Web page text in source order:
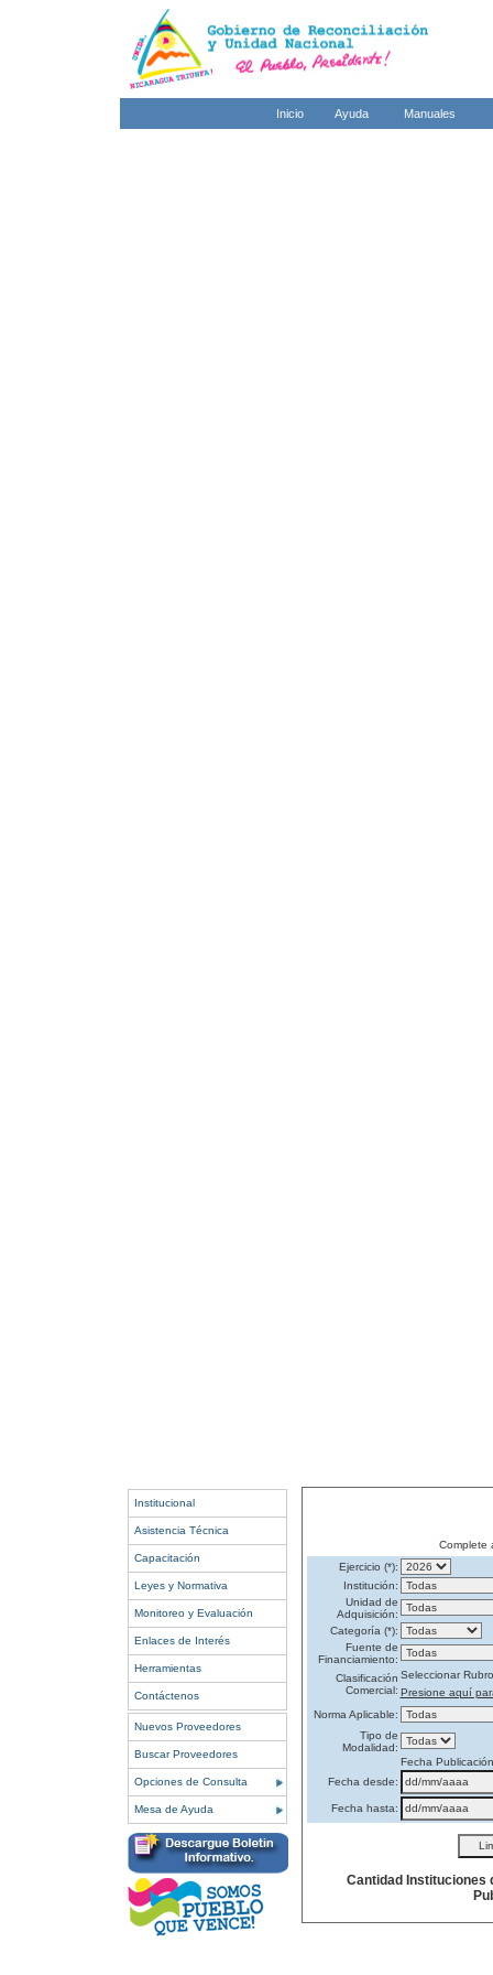
Inicio Ayuda Manuales
Institucional
Asistencia Técnica
Capacitación
Leyes y Normativa
Monitoreo y Evaluación
Enlaces de Interés
Herramientas
Contáctenos
Nuevos Proveedores
Buscar Proveedores
Opciones de Consulta
Mesa de Ayuda
Complete
Ejercicio (*):
Institución:
Unidad de
Adquisición:
Categoría (*):
Fuente de
Financiamiento:
Clasificación
Comercial:
Seleccionar Rubro
Presione aquí
Norma Aplicable:
Tipo de
Modalidad:
Fecha Publicación
Fecha desde:
Fecha hasta:
Cantidad Instituciones